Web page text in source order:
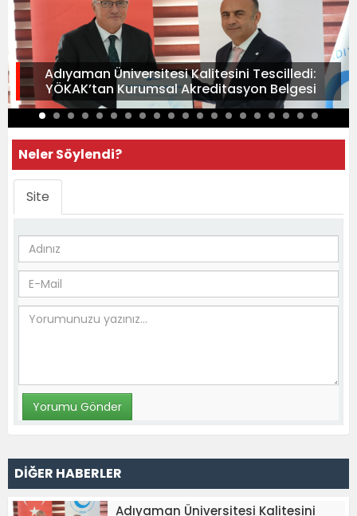
Adıyaman Üniversitesi Kalitesini Tescilledi:
YÖKAK’tan Kurumsal Akreditasyon Belgesi
Neler Söylendi?
Site
DİĞER HABERLER
Adıyaman Üniversitesi Kalitesini